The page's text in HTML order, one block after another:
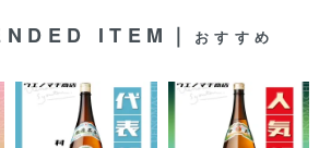
ITEM｜ おすすめ